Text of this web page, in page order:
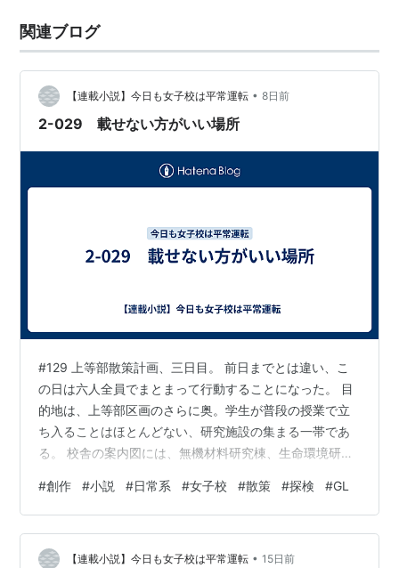
関連ブログ
【連載小説】今日も女子校は平常運転 • 8日前
2-029 載せない方がいい場所
#129 上等部散策計画、三日目。 前日までとは違い、こ
の日は六人全員でまとまって行動することになった。 目
的地は、上等部区画のさらに奥。学生が普段の授業で立
ち入ることはほとんどない、研究施設の集まる一帯であ
る。 校舎の案内図には、無機材料研究棟、生命環境研究
何をしているのかよくわからない建物が並んでいた。 せ
いら「同じ学校の中なのに、空気まで違わない？」 みう
「建物が、ぜんぶ静かですぅ……」 りりあ「秘密の研究
をしてるのぉ〜？」 玲音「秘密の研究を案内板に書くこ
#創作 #小説 #日常系 #女子校 #散策 #探検 #GL
【連載小説】今日も女子校は平常運転 • 15日前